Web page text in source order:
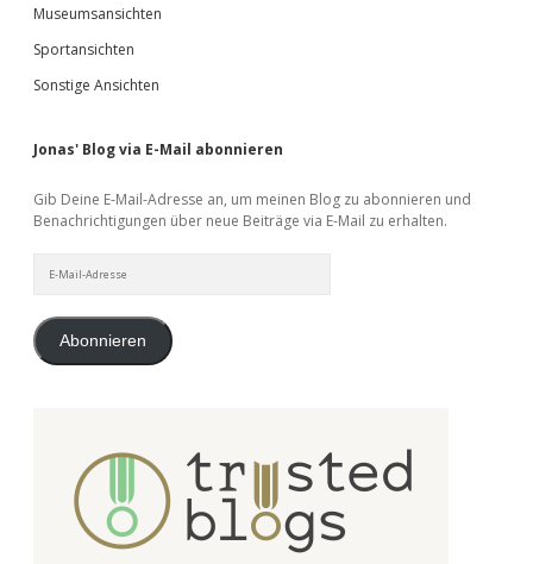
Museumsansichten
Sportansichten
Sonstige Ansichten
Jonas' Blog via E-Mail abonnieren
Gib Deine E-Mail-Adresse an, um meinen Blog zu abonnieren und
Benachrichtigungen über neue Beiträge via E-Mail zu erhalten.
Mail-
Abonnieren